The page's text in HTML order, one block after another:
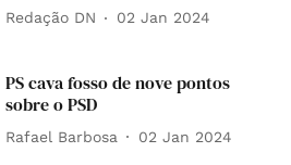
Redação DN 02 Jan 2024
PS cava fosso de nove pontos
sobre o PSD
Rafael Barbosa 02 Jan 2024